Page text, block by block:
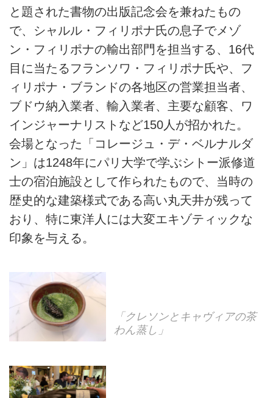
と題された書物の出版記念会を兼ねたもの
で、シャルル・フィリポナ氏の息子でメゾ
ン・フィリポナの輸出部門を担当する、16代
目に当たるフランソワ・フィリポナ氏や、フ
ィリポナ・ブランドの各地区の営業担当者、
ブドウ納入業者、輸入業者、主要な顧客、ワ
インジャーナリストなど150人が招かれた。
会場となった「コレージュ・デ・ベルナルダ
ン」は1248年にパリ大学で学ぶシトー派修道
士の宿泊施設として作られたもので、当時の
歴史的な建築様式である高い丸天井が残って
おり、特に東洋人には大変エキゾティックな
印象を与える。
「クレソンとキャヴィアの茶
わん蒸し」